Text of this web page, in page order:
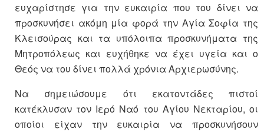
ευχαρίστησε για την ευκαιρία που του δίνει να
προσκυνήσει ακόμη μία φορά την Αγία Σοφία της
Κλεισούρας και τα υπόλοιπα προσκυνήματα της
Μητροπόλεως και ευχήθηκε να έχει υγεία και ο
Θεός να του δίνει πολλά χρόνια Αρχιερωσύνης.
Να σημειώσουμε ότι εκατοντάδες πιστοί
κατέκλυσαν τον Ιερό Ναό του Αγίου Νεκταρίου, οι
οποίοι είχαν την ευκαιρία να προσκυνήσουν